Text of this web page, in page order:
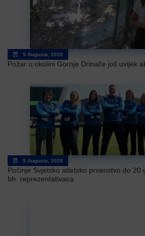
5 Augusta, 2026
Požar u okolini Gornje Drinače još uvijek
5 Augusta, 2026
Počinje Svjetsko atletsko prvenstvo do 20
bh. reprezentativaca